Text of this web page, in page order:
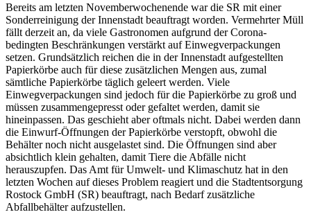
Bereits am letzten Novemberwochenende war die SR mit einer
Sonderreinigung der Innenstadt beauftragt worden. Vermehrter Müll
fällt derzeit an, da viele Gastronomen aufgrund der Corona-
bedingten Beschränkungen verstärkt auf Einwegverpackungen
setzen. Grundsätzlich reichen die in der Innenstadt aufgestellten
Papierkörbe auch für diese zusätzlichen Mengen aus, zumal
sämtliche Papierkörbe täglich geleert werden. Viele
Einwegverpackungen sind jedoch für die Papierkörbe zu groß und
müssen zusammengepresst oder gefaltet werden, damit sie
hineinpassen. Das geschieht aber oftmals nicht. Dabei werden dann
die Einwurf-Öffnungen der Papierkörbe verstopft, obwohl die
Behälter noch nicht ausgelastet sind. Die Öffnungen sind aber
absichtlich klein gehalten, damit Tiere die Abfälle nicht
herauszupfen. Das Amt für Umwelt- und Klimaschutz hat in den
letzten Wochen auf dieses Problem reagiert und die Stadtentsorgung
Rostock GmbH (SR) beauftragt, nach Bedarf zusätzliche
Abfallbehälter aufzustellen.